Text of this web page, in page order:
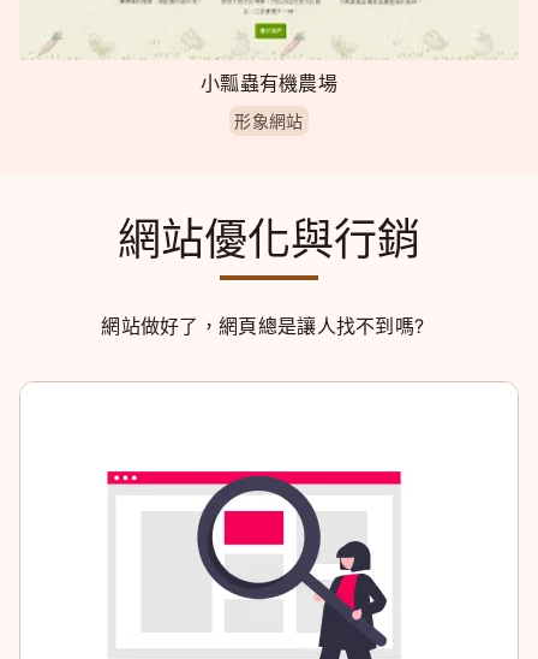
小瓢蟲有機農場
形象網站
網站優化與行銷
網站做好了，網頁總是讓人找不到嗎?